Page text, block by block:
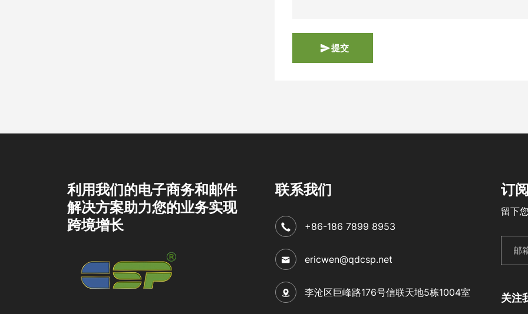
提交
利用我们的电子商务和邮件
解决方案助力您的业务实现
跨境增长
联系我们
+86-186 7899 8953
ericwen@qdcsp.net
李沧区巨峰路176号信联天地5栋1004室
订
留下
关注